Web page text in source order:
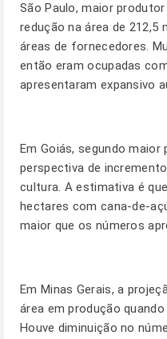
São Paulo, maior
redução na área de 212,5
áreas de fornecedores.
então eram ocupadas
apresentaram expansivo
Em Goiás, segundo maior
perspectiva de
cultura. A estimativa é
hectares com cana-de-
maior que os números
Em Minas Gerais, a
área em produção
Houve diminuição no